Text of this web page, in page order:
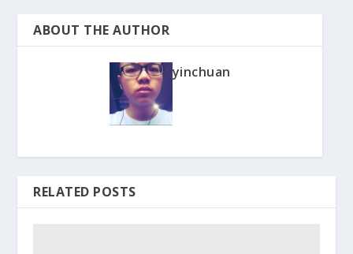
ABOUT THE AUTHOR
yinchuan
RELATED POSTS